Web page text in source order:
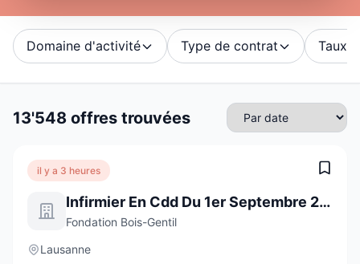
Domaine d'activité Type de contrat Taux
13'548 offres trouvées
il y a 3 heures
Infirmier En Cdd Du 1er Septembre 2026 Au 11 Janvier 2027 À 70%
Fondation Bois-Gentil
Lausanne